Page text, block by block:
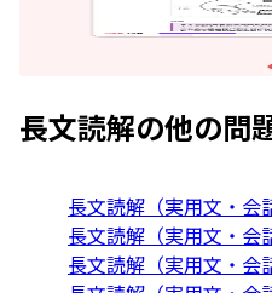
長文読解の他の問
長文読解（実用文・会
長文読解（実用文・会
長文読解（実用文・会